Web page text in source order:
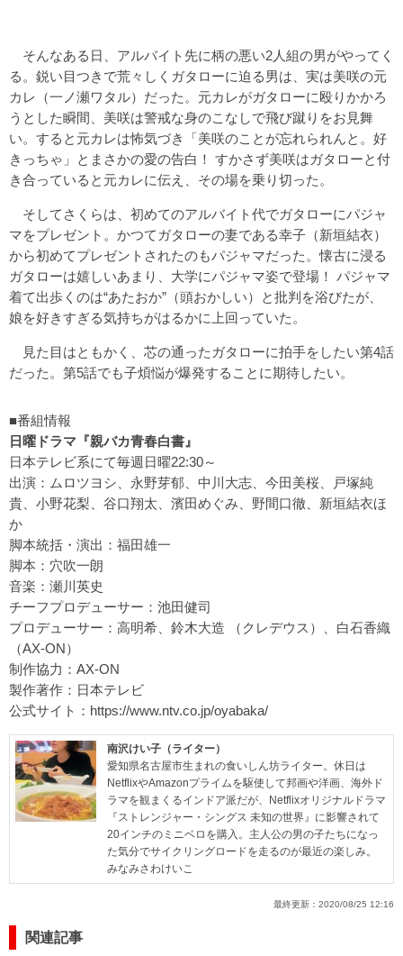
そんなある日、アルバイト先に柄の悪い2人組の男がやってく
る。鋭い目つきで荒々しくガタローに迫る男は、実は美咲の元
カレ（一ノ瀬ワタル）だった。元カレがガタローに殴りかかろ
うとした瞬間、美咲は警戒な身のこなしで飛び蹴りをお見舞
い。すると元カレは怖気づき「美咲のことが忘れられんと。好
きっちゃ」とまさかの愛の告白！ すかさず美咲はガタローと付
き合っていると元カレに伝え、その場を乗り切った。
そしてさくらは、初めてのアルバイト代でガタローにパジャ
マをプレゼント。かつてガタローの妻である幸子（新垣結衣）
から初めてプレゼントされたのもパジャマだった。懐古に浸る
ガタローは嬉しいあまり、大学にパジャマ姿で登場！ パジャマ
着て出歩くのは“あたおか”（頭おかしい）と批判を浴びたが、
娘を好きすぎる気持ちがはるかに上回っていた。
見た目はともかく、芯の通ったガタローに拍手をしたい第4話
だった。第5話でも子煩悩が爆発することに期待したい。
■番組情報
日曜ドラマ『親バカ青春白書』
日本テレビ系にて毎週日曜22:30～
出演：ムロツヨシ、永野芽郁、中川大志、今田美桜、戸塚純
貴、小野花梨、谷口翔太、濱田めぐみ、野間口徹、新垣結衣ほ
か
脚本統括・演出：福田雄一
脚本：穴吹一朗
音楽：瀬川英史
チーフプロデューサー：池田健司
プロデューサー：高明希、鈴木大造 （クレデウス）、白石香織
（AX-ON）
制作協力：AX-ON
製作著作：日本テレビ
公式サイト： https://www.ntv.co.jp/oyabaka/
南沢けい子（ライター）
愛知県名古屋市生まれの食いしん坊ライター。休日は
NetflixやAmazonプライムを駆使して邦画や洋画、海外ド
ラマを観まくるインドア派だが、Netflixオリジナルドラマ
『ストレンジャー・シングス 未知の世界』に影響されて
20インチのミニベロを購入。主人公の男の子たちになっ
た気分でサイクリングロードを走るのが最近の楽しみ。
みなみさわけいこ
最終更新： 2020/08/25 12:16
関連記事